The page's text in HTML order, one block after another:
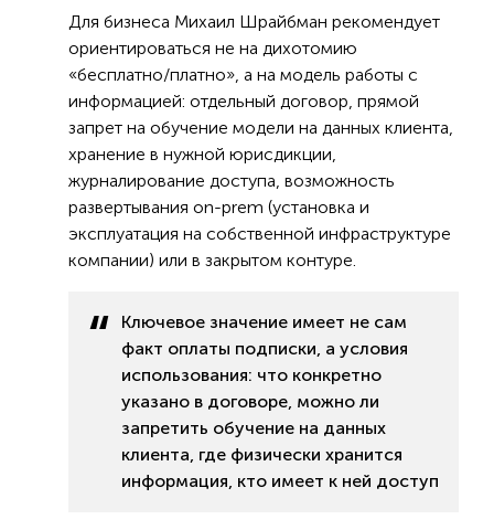
Для бизнеса Михаил Шрайбман рекомендует
ориентироваться не на дихотомию
«бесплатно/платно», а на модель работы с
информацией: отдельный договор, прямой
запрет на обучение модели на данных клиента,
хранение в нужной юрисдикции,
журналирование доступа, возможность
развертывания on-prem (установка и
эксплуатация на собственной инфраструктуре
компании) или в закрытом контуре.
Ключевое значение имеет не сам
факт оплаты подписки, а условия
использования: что конкретно
указано в договоре, можно ли
запретить обучение на данных
клиента, где физически хранится
информация, кто имеет к ней доступ